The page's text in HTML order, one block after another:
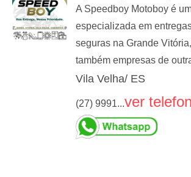
A Speedboy Motoboy é
especializada em
seguras na Grande
também empresas de
Vila Velha/ ES
(27) 9991...ver